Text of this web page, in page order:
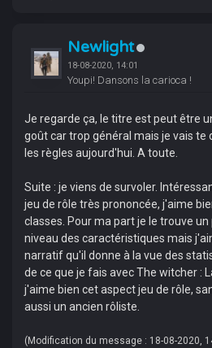
Newlight
18-08-2020, 14:01
Youpi! Dansons la carioca !
Je regarde ça, le titre est peut être
goût car trop général mais je vais te
les règles aujourd'hui. A toute.
Suite : je viens de survoler.
jeu de rôle très prononcée, j'aime
classes. Pour ma part je le trouve
niveau des caractéristiques mais
narratif qu'il donne à la vue des
de ce que je fais avec The witcher :
j'aime bien cet aspect jeu de rôle,
aussi un ancien rôliste.
(Modification du message : 18-08-2020,